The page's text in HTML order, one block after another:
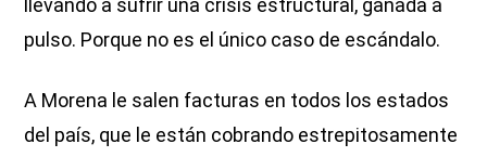
llevando a sufrir una crisis estructural, ganada a
pulso. Porque no es el único caso de escándalo.
A Morena le salen facturas en todos los estados
del país, que le están cobrando estrepitosamente